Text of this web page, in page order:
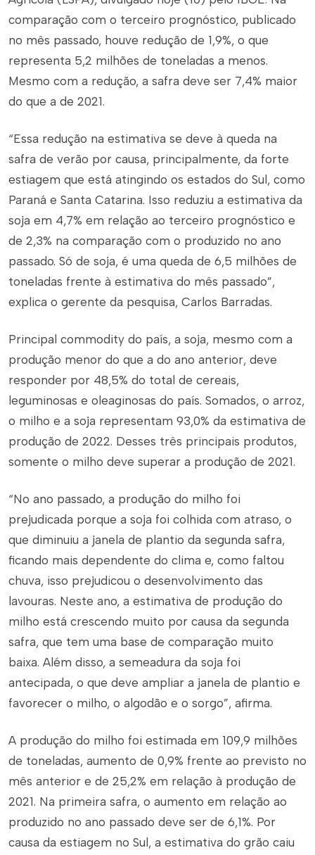
comparação com o terceiro prognóstico, publicado
no mês passado, houve redução de 1,9%, o que
representa 5,2 milhões de toneladas a menos.
Mesmo com a redução, a safra deve ser 7,4% maior
do que a de 2021.
“Essa redução na estimativa se deve à queda na
safra de verão por causa, principalmente, da forte
estiagem que está atingindo os estados do Sul, como
Paraná e Santa Catarina. Isso reduziu a estimativa da
soja em 4,7% em relação ao terceiro prognóstico e
de 2,3% na comparação com o produzido no ano
passado. Só de soja, é uma queda de 6,5 milhões de
toneladas frente à estimativa do mês passado”,
explica o gerente da pesquisa, Carlos Barradas.
Principal commodity do país, a soja, mesmo com a
produção menor do que a do ano anterior, deve
responder por 48,5% do total de cereais,
leguminosas e oleaginosas do país. Somados, o arroz,
o milho e a soja representam 93,0% da estimativa de
produção de 2022. Desses três principais produtos,
somente o milho deve superar a produção de 2021.
“No ano passado, a produção do milho foi
prejudicada porque a soja foi colhida com atraso, o
que diminuiu a janela de plantio da segunda safra,
ficando mais dependente do clima e, como faltou
chuva, isso prejudicou o desenvolvimento das
lavouras. Neste ano, a estimativa de produção do
milho está crescendo muito por causa da segunda
safra, que tem uma base de comparação muito
baixa. Além disso, a semeadura da soja foi
antecipada, o que deve ampliar a janela de plantio e
favorecer o milho, o algodão e o sorgo”, afirma.
A produção do milho foi estimada em 109,9 milhões
de toneladas, aumento de 0,9% frente ao previsto no
mês anterior e de 25,2% em relação à produção de
2021. Na primeira safra, o aumento em relação ao
produzido no ano passado deve ser de 6,1%. Por
causa da estiagem no Sul, a estimativa do grão caiu